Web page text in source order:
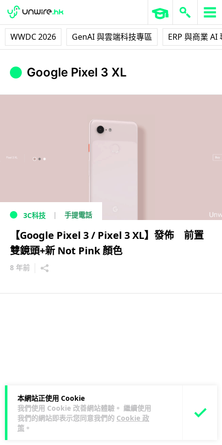
WWDC 2026 GenAI 與雲端科技專區 ERP 與商業 AI
本網站正使用 Cookie
我們使用 Cookie 改善網站體驗。 繼續使用
我們的網站即表示您同意我們的 Cookie 政
策 。
Google Pixel 3 XL
3C科技 手提電話
【Google Pixel 3 / Pixel 3 XL】發佈 前置
雙鏡頭+新 Not Pink 顏色
8 年前